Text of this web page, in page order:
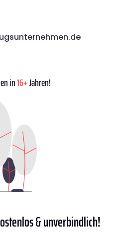
in16+Jahren!
& unverbindlich!